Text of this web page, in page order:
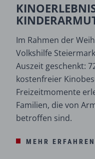
Im Rahmen der
Volkshilfe
Auszeit geschenkt:
kostenfreier
Freizeitmomente
Familien, die von
betroffen sind.
MEHR ERFAHREN